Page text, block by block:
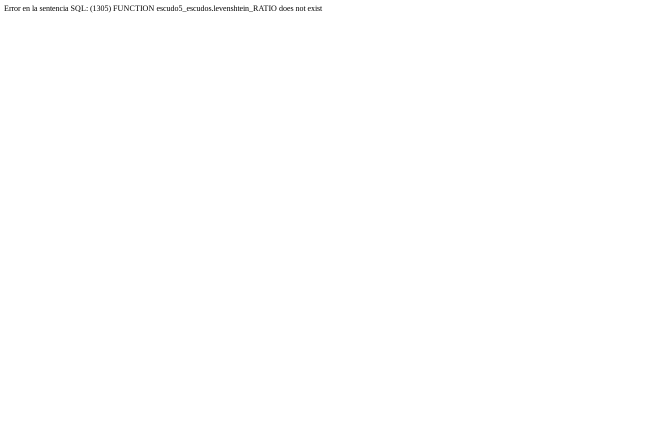
Error en la sentencia SQL: (1305) FUNCTION escudo5_escudos.levenshtein_RATIO does not exist